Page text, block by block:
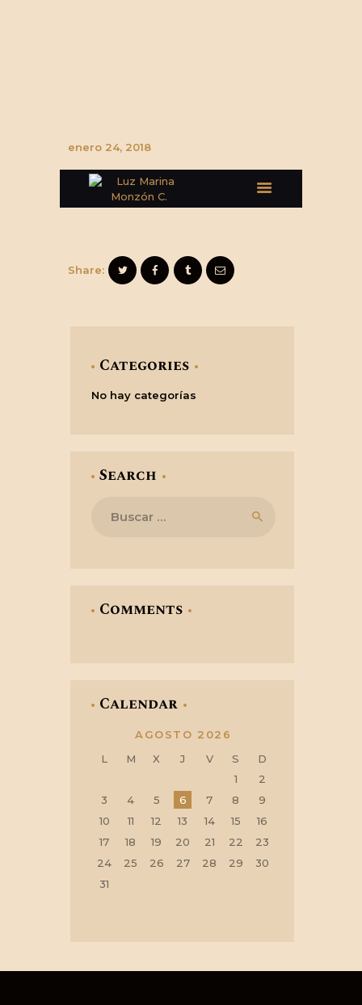
enero 24, 2018
Share:
Categories
No hay categorías
Search
Comments
Calendar
AGOSTO 2026
L
M X J V S
D
1
2
3
4 5 6 7 8
9
10
11 12 13 14 15
16
17
18 19 20 21 22
23
24
25 26 27 28 29
30
31